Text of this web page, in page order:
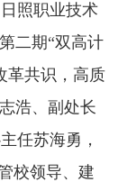
照职业技术
二期“双高计
革共识，高质
浩、副处长
任苏海勇，
校领导、建